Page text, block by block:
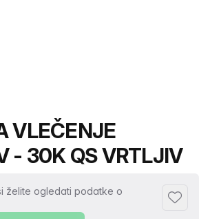
VLEČENJE
- 30K QS VRTLJIV
želite ogledati podatke o
Dodaj